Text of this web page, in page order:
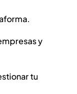
y
tu